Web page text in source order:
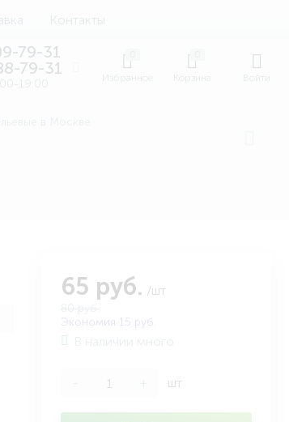
Контакты
79-31
79-31
19:00
65 руб. /шт
Экономия 15 руб.
шт